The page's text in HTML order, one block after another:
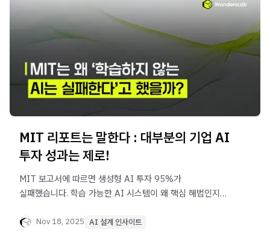
MIT 리포트는 말한다 : 대부분의 기업 AI
투자 성과는 제로!
MIT 보고서에 따르면 생성형 AI 투자 95%가
실패했습니다. 학습 가능한 AI 시스템이 왜 핵심 해법인지
Nov 18, 2025 AI 설계 인사이트